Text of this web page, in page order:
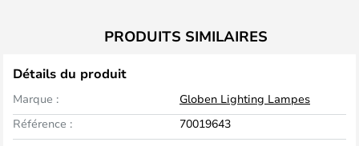
PRODUITS SIMILAIRES
Détails du produit
Marque :
Globen Lighting Lampes
Référence :
70019643